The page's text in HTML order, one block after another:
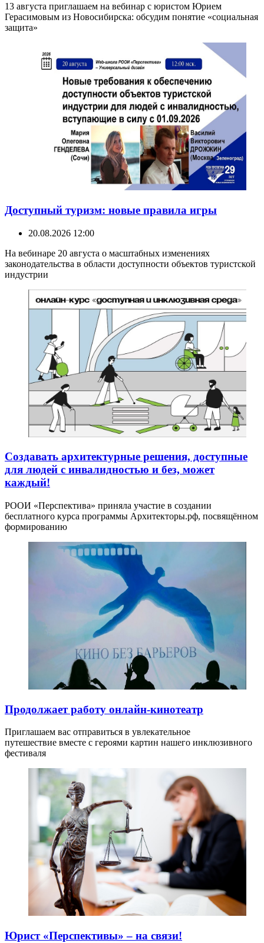
13 августа приглашаем на вебинар с юристом Юрием
Герасимовым из Новосибирска: обсудим понятие «социальная
защита»
Доступный туризм: новые правила игры
20.08.2026 12:00
На вебинаре 20 августа о масштабных изменениях
законодательства в области доступности объектов туристской
индустрии
Создавать архитектурные решения, доступные
для людей с инвалидностью и без, может
каждый!
РООИ «Перспектива» приняла участие в создании
бесплатного курса программы Архитекторы.рф, посвящённом
формированию
Продолжает работу онлайн-кинотеатр
Приглашаем вас отправиться в увлекательное
путешествие вместе с героями картин нашего инклюзивного
фестиваля
Юрист «Перспективы» – на связи!